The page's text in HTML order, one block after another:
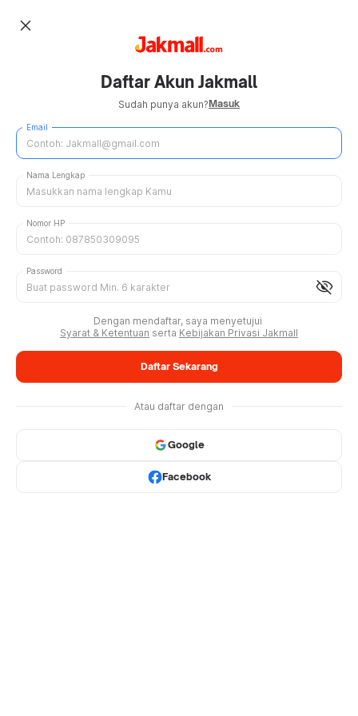
close
Daftar Akun Jakmall
Sudah punya akun?Masuk
Email
Nama Lengkap
Nomor HP
visibility_off
Password
Dengan mendaftar, saya menyetujui
Syarat & Ketentuan serta Kebijakan Privasi Jakmall
Daftar Sekarang
Atau daftar dengan
Google
Facebook